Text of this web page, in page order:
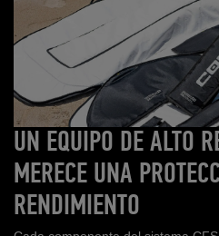
UN EQUIPO DE ALTO
MERECE UNA
RENDIMIENTO